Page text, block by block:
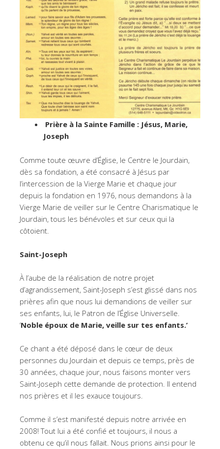
Prière à la Sainte Famille : Jésus, Marie,
Joseph
Comme toute œuvre d’Église, le Centre le Jourdain,
dès sa fondation, a été consacré à Jésus par
l’intercession de la Vierge Marie et chaque jour
depuis la fondation en 1976, nous demandons à la
Vierge Marie de veiller sur le Centre Charismatique le
Jourdain, tous les bénévoles et sur ceux qui la
côtoient.
Saint-Joseph
À l’aube de la réalisation de notre projet
d’agrandissement, Saint-Joseph s’est glissé dans nos
prières afin que nous lui demandions de veiller sur
ses enfants, lui, le Patron de l’Église Universelle.
‘Noble époux de Marie, veille sur tes enfants.’
Ce chant a été déposé dans le cœur de deux
personnes du Jourdain et depuis ce temps, près de
30 années, chaque jour, nous faisons monter vers
Saint-Joseph cette demande de protection. Il entend
nos prières et il les exauce toujours.
Comme il s’est manifesté depuis notre arrivée en
2008! Tout lui a été confié et toujours, il nous a
obtenu ce qu’il nous fallait. Nous prions ainsi pour le